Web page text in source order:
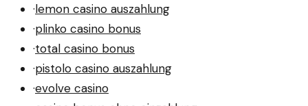
·lemon casino auszahlung
·plinko casino bonus
·total casino bonus
·pistolo casino auszahlung
·evolve casino